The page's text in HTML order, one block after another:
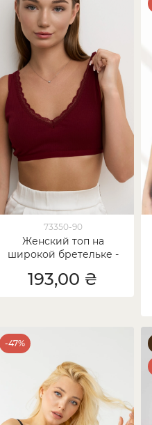
73350-90
Женский топ на
широкой бретельке -
193,00 ₴
-47%